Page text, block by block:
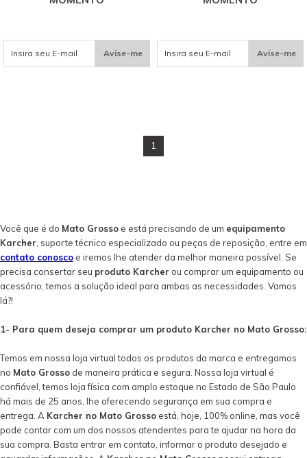
Avise-me Avise-me
1
Você que é do Mato Grosso e está precisando de um equipamento
Karcher , suporte técnico especializado ou peças de reposição, entre em
contato conosco e iremos lhe atender da melhor maneira possível. Se
precisa consertar seu produto Karcher ou comprar um equipamento ou
acessório, temos a solução ideal para ambas as necessidades. Vamos
lá?!
1- Para quem deseja comprar um produto Karcher no Mato Grosso:
Temos em nossa loja virtual todos os produtos da marca e entregamos
no Mato Grosso de maneira prática e segura. Nossa loja virtual é
confiável, temos loja física com amplo estoque no Estado de São Paulo
há mais de 25 anos, lhe oferecendo segurança em sua compra e
entrega. A Karcher no Mato Grosso está, hoje, 100% online, mas você
pode contar com um dos nossos atendentes para te ajudar na hora da
sua compra. Basta entrar em contato, informar o produto desejado e